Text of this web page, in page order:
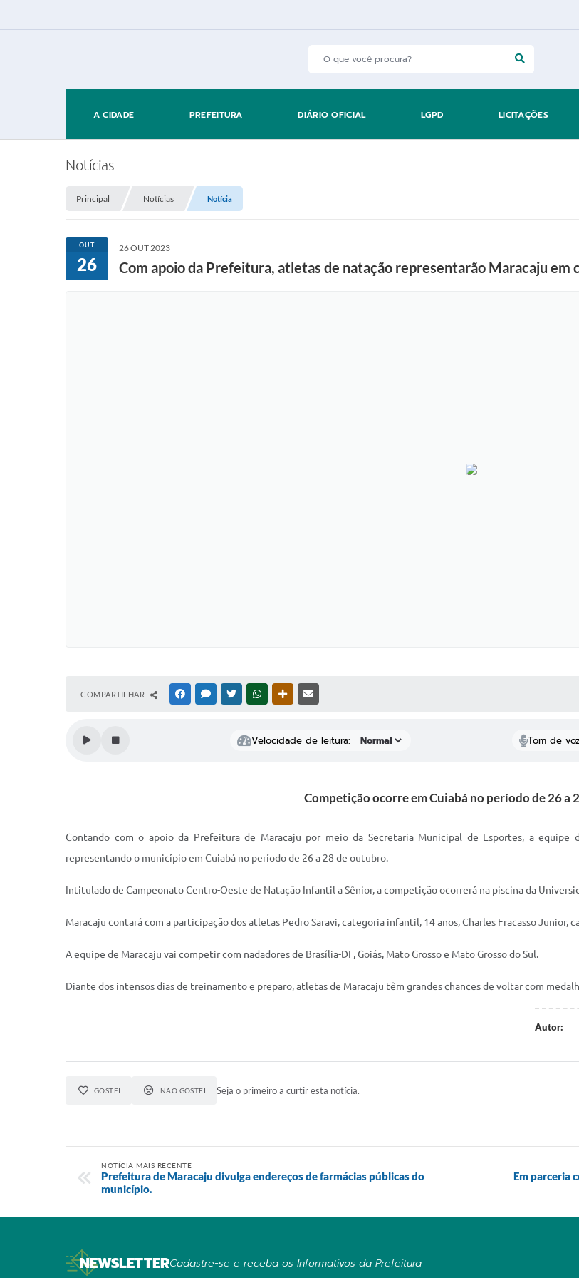
A CIDADE PREFEITURA DIÁRIO OFICIAL LGPD LICITAÇÕES
Notícias
Principal Notícias Notícia
OUT
26
26 OUT 2023
Com apoio da Prefeitura, atletas de natação representarão Maracaju em
COMPARTILHAR FACEBOOKMESSENGER
TWITTERWHATSAPPOUTRAS MÍDIAS
Velocidade de leitura: Tom de
Competição ocorre em Cuiabá no período de 26 a
Contando com o apoio da Prefeitura de Maracaju por meio da Secretaria Municipal de Esportes, a equipe
representando o município em Cuiabá no período de 26 a 28 de outubro.
Intitulado de Campeonato Centro-Oeste de Natação Infantil a Sênior, a competição ocorrerá na piscina da
Maracaju contará com a participação dos atletas Pedro Saravi, categoria infantil, 14 anos, Charles Fracasso Junior,
A equipe de Maracaju vai competir com nadadores de Brasília-DF, Goiás, Mato Grosso e Mato Grosso do Sul.
Diante dos intensos dias de treinamento e preparo, atletas de Maracaju têm grandes chances de voltar com
Autor:
GOSTEI NÃO GOSTEI Seja o primeiro a curtir esta notícia.
NOTÍCIA MAIS RECENTE
Prefeitura de Maracaju divulga endereços de farmácias públicas do
município.
Em parceria
NEWSLETTERCadastre-se e receba os Informativos da Prefeitura